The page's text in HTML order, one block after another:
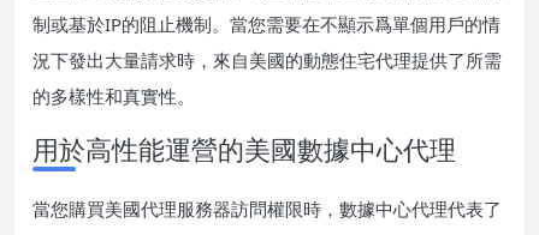
制或基於IP的阻止機制。當您需要在不顯示爲單個用戶的情
況下發出大量請求時，來自美國的動態住宅代理提供了所需
的多樣性和真實性。
用於高性能運營的美國數據中心代理
當您購買美國代理服務器訪問權限時，數據中心代理代表了